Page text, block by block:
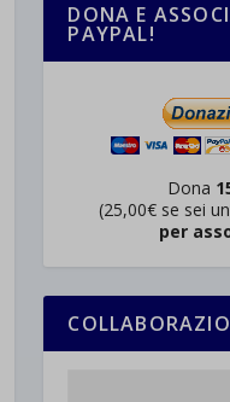
DONA E
PAYPAL!
Dona
(25,00€ se sei
per